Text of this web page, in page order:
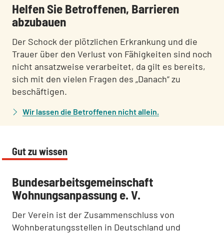
:Helfen Sie Betroffenen, Barrieren
abzubauen
Der Schock der plötzlichen Erkrankung und die
Trauer über den Verlust von Fähigkeiten sind noch
nicht ansatzweise verarbeitet, da gilt es bereits,
sich mit den vielen Fragen des „Danach“ zu
beschäftigen.
Wir lassen die Betroffenen nicht allein.
Gut zu wissen
:Bundesarbeitsgemeinschaft
Wohnungsanpassung e. V.
Der Verein ist der Zusammenschluss von
Wohnberatungsstellen in Deutschland und